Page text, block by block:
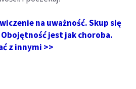
na uważność. Skup się
Obojętność jest jak choroba.
z innymi >>